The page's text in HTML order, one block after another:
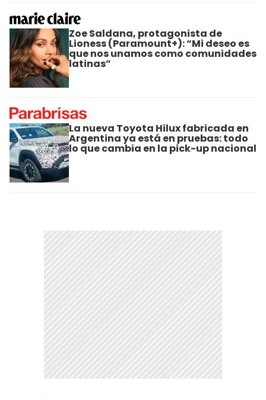
Zoe Saldana, protagonista de
Lioness (Paramount+): “Mi deseo es
que nos unamos como comunidades
latinas”
La nueva Toyota Hilux fabricada en
Argentina ya está en pruebas: todo
lo que cambia en la pick-up nacional